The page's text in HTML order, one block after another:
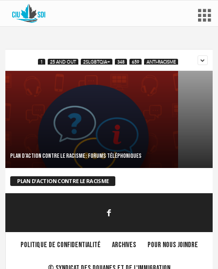
1 25 AND OUT 2SLGBTQIA+ 348 659 ANTI-RACISME
Plan d’action contre le racisme : forums téléphoniques
PLAN D'ACTION CONTRE LE RACISME
Politique de confidentialité Archives Pour nous joindre